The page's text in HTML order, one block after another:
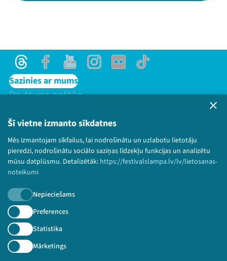
Šī vietne izmanto sīkdatnes
Mēs izmantojam sīkfailus, lai nodrošinātu un uzlabotu lietotāju
pieredzi, nodrošinātu sociālo saziņas līdzekļu funkcijas un analizētu
mūsu datplūsmu. Detalizētāk: https://festivalslampa.lv/lv/lietosanas-
noteikumi
Nepieciešams
Preferences
Statistika
Mārketings
ThreadsFacebookYoutubeInstagram
Flick TikTok
Sazinies ar mums
Privātuma politika
Bērnu aizsardzības politika
© 2026 Sarunu festivāls LAMPA Visas tiesības
paturētas.
Piesakies jaunumiem!
Nepalaid garām aktuālāko informāciju!